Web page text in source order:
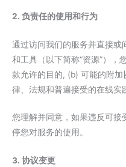
2. 负责任的使用和行为
通过访问我们的服务并直接或
和工具（以下简称“资源”），
款允许的目的, (b) 可能的附
律、法规和普遍接受的在线实
您理解并同意，如果违反可接
停您对服务的使用。
3. 协议变更